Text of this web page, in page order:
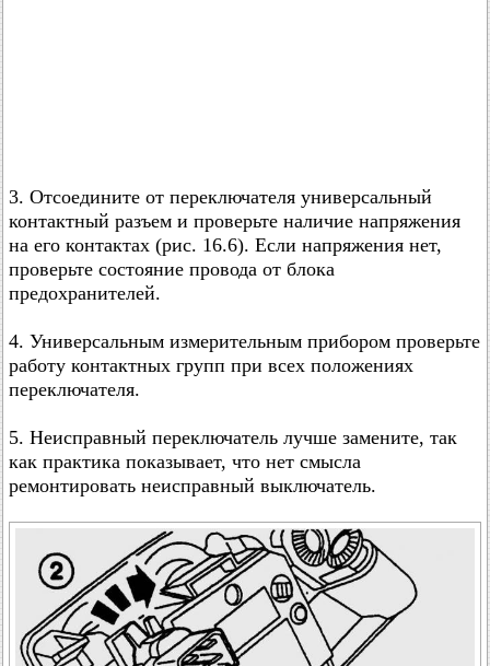
3. Отсоедините от переключателя универсальный
контактный разъем и проверьте наличие напряжения
на его контактах (рис. 16.6). Если напряжения нет,
проверьте состояние провода от блока
предохранителей.
4. Универсальным измерительным прибором проверьте
работу контактных групп при всех положениях
переключателя.
5. Неисправный переключатель лучше замените, так
как практика показывает, что нет смысла
ремонтировать неисправный выключатель.